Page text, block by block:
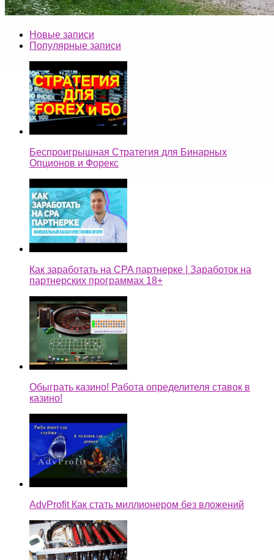
Новые записи
Популярные записи
Беспроигрышная Стратегия для Бинарных
Опционов и Форекс
Как заработать на CPA партнерке | Заработок на
партнерских программах 18+
Обыграть казино! Работа определителя ставок в
казино!
AdvProfit Как стать миллионером без вложений